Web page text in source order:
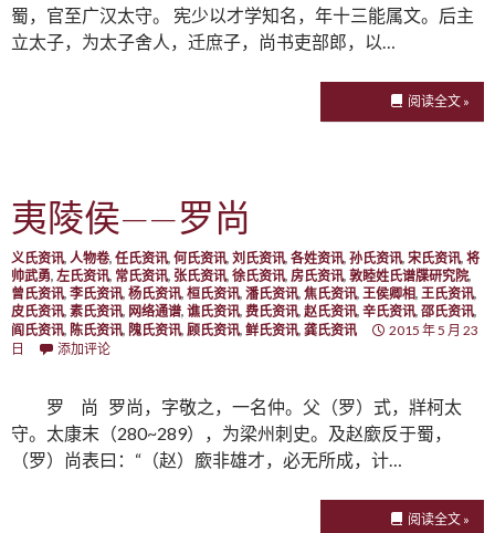
蜀，官至广汉太守。 宪少以才学知名，年十三能属文。后主
立太子，为太子舍人，迁庶子，尚书吏部郎，以…
阅读全文 »
夷陵侯——罗尚
义氏资讯, 人物卷, 任氏资讯, 何氏资讯, 刘氏资讯, 各姓资讯, 孙氏资讯, 宋氏资讯, 将
帅武勇, 左氏资讯, 常氏资讯, 张氏资讯, 徐氏资讯, 房氏资讯, 敦睦姓氏谱牒研究院,
曾氏资讯, 李氏资讯, 杨氏资讯, 桓氏资讯, 潘氏资讯, 焦氏资讯, 王侯卿相, 王氏资讯,
皮氏资讯, 素氏资讯, 网络通谱, 谯氏资讯, 费氏资讯, 赵氏资讯, 辛氏资讯, 邵氏资讯,
阎氏资讯, 陈氏资讯, 隗氏资讯, 顾氏资讯, 鲜氏资讯, 龚氏资讯
2015 年 5 月 23
日
添加评论
罗 尚 罗尚，字敬之，一名仲。父（罗）式，牂柯太
守。太康末（280~289），为梁州刺史。及赵廞反于蜀，
（罗）尚表曰：“（赵）廞非雄才，必无所成，计…
阅读全文 »